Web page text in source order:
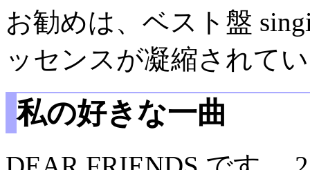
お勧めは、ベスト盤
ッセンスが凝縮されて
私の好きな一曲